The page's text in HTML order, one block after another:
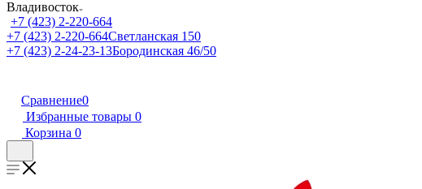
Владивосток
+7 (423) 2-220-664
+7 (423) 2-220-664Светланская 150
+7 (423) 2-24-23-13Бородинская 46/50
Сравнение0
Избранные товары 0
Корзина 0